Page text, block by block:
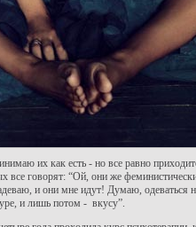
их как есть - но все равно
все говорят: “Ой, они же
и они мне идут! Думаю, одеваться
и лишь потом - вкусу”.